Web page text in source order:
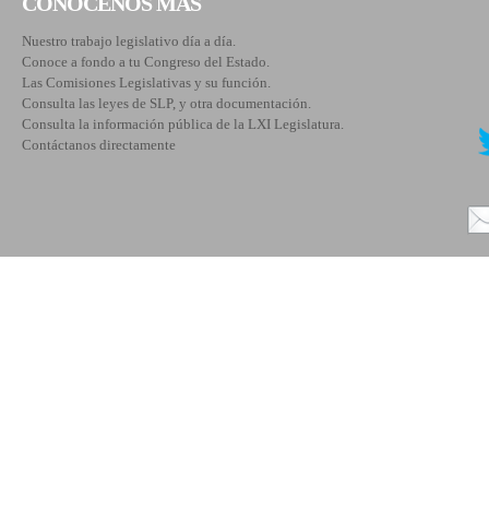
Nuestro trabajo legislativo día a día.
Conoce a fondo a tu Congreso del Estado.
Las Comisiones Legislativas y su función.
Consulta las leyes de SLP, y otra documentación.
Consulta la información pública de la LXI Legislatura.
Contáctanos directamente